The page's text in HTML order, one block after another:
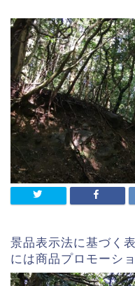
景品表示法に基づく
には商品プロモーシ